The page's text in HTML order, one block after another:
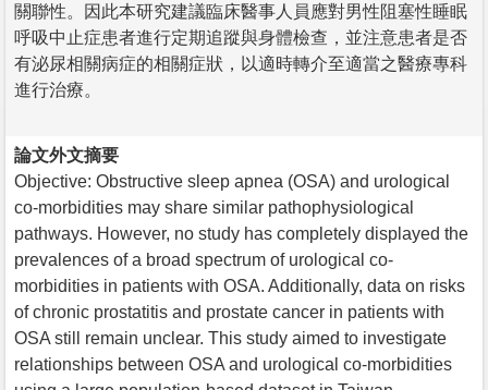
關聯性。因此本研究建議臨床醫事人員應對男性阻塞性睡眠
呼吸中止症患者進行定期追蹤與身體檢查，並注意患者是否
有泌尿相關病症的相關症狀，以適時轉介至適當之醫療專科
進行治療。
論文外文摘要
Objective: Obstructive sleep apnea (OSA) and urological
co-morbidities may share similar pathophysiological
pathways. However, no study has completely displayed the
prevalences of a broad spectrum of urological co-
morbidities in patients with OSA. Additionally, data on risks
of chronic prostatitis and prostate cancer in patients with
OSA still remain unclear. This study aimed to investigate
relationships between OSA and urological co-morbidities